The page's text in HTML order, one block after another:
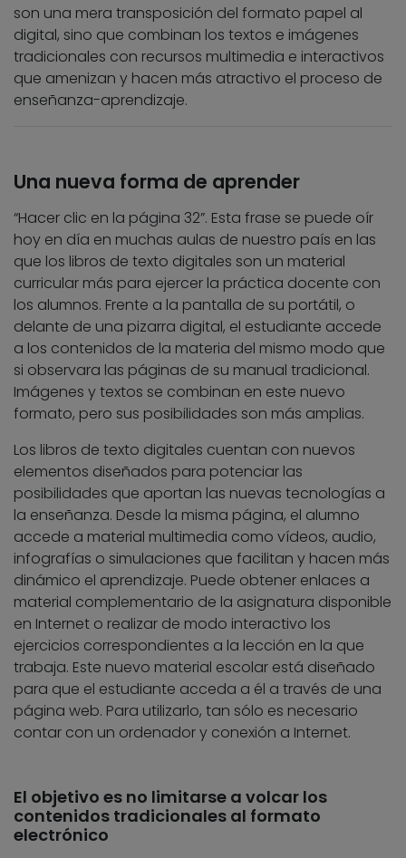
son una mera transposición del formato papel al
digital, sino que combinan los textos e imágenes
tradicionales con recursos multimedia e interactivos
que amenizan y hacen más atractivo el proceso de
enseñanza-aprendizaje.
Una nueva forma de aprender
“Hacer clic en la página 32”. Esta frase se puede oír
hoy en día en muchas aulas de nuestro país en las
que los libros de texto digitales son un material
curricular más para ejercer la práctica docente con
los alumnos. Frente a la pantalla de su portátil, o
delante de una pizarra digital, el estudiante accede
a los contenidos de la materia del mismo modo que
si observara las páginas de su manual tradicional.
Imágenes y textos se combinan en este nuevo
formato, pero sus posibilidades son más amplias.
Los libros de texto digitales cuentan con nuevos
elementos diseñados para potenciar las
posibilidades que aportan las nuevas tecnologías a
la enseñanza. Desde la misma página, el alumno
accede a material multimedia como vídeos, audio,
infografías o simulaciones que facilitan y hacen más
dinámico el aprendizaje. Puede obtener enlaces a
material complementario de la asignatura disponible
en Internet o realizar de modo interactivo los
ejercicios correspondientes a la lección en la que
trabaja. Este nuevo material escolar está diseñado
para que el estudiante acceda a él a través de una
página web. Para utilizarlo, tan sólo es necesario
contar con un ordenador y conexión a Internet.
El objetivo es no limitarse a volcar los
contenidos tradicionales al formato
electrónico